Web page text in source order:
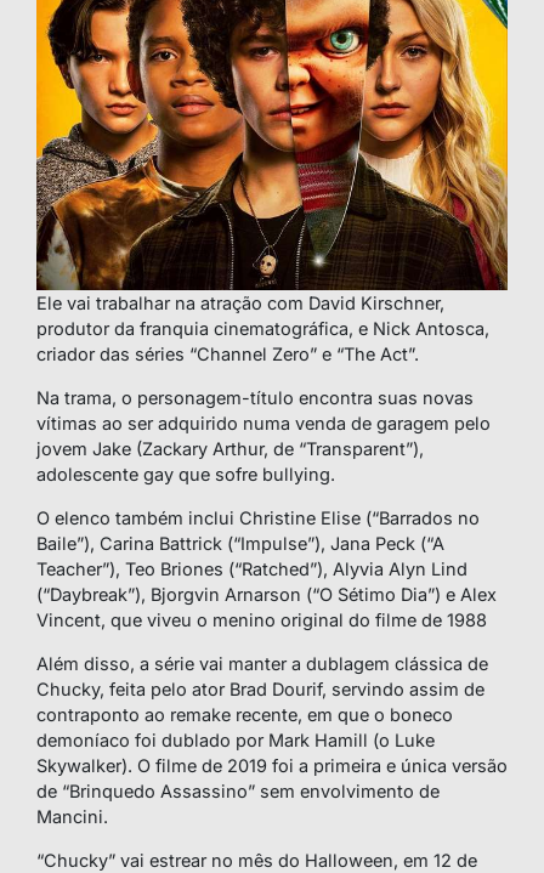
Ele vai trabalhar na atração com David Kirschner,
produtor da franquia cinematográfica, e Nick Antosca,
criador das séries “Channel Zero” e “The Act”.
Na trama, o personagem-título encontra suas novas
vítimas ao ser adquirido numa venda de garagem pelo
jovem Jake (Zackary Arthur, de “Transparent”),
adolescente gay que sofre bullying.
O elenco também inclui Christine Elise (“Barrados no
Baile”), Carina Battrick (“Impulse”), Jana Peck (“A
Teacher”), Teo Briones (“Ratched”), Alyvia Alyn Lind
(“Daybreak”), Bjorgvin Arnarson (“O Sétimo Dia”) e Alex
Vincent, que viveu o menino original do filme de 1988
Além disso, a série vai manter a dublagem clássica de
Chucky, feita pelo ator Brad Dourif, servindo assim de
contraponto ao remake recente, em que o boneco
demoníaco foi dublado por Mark Hamill (o Luke
Skywalker). O filme de 2019 foi a primeira e única versão
de “Brinquedo Assassino” sem envolvimento de
Mancini.
“Chucky” vai estrear no mês do Halloween, em 12 de